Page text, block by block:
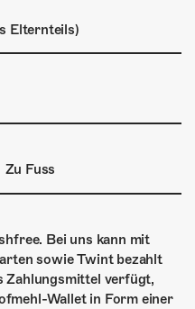
Elternteils)
Zu Fuss
Bei uns kann mit
sowie Twint bezahlt
Zahlungsmittel verfügt,
Wallet in Form einer